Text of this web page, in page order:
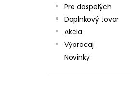
Pre dospelých
Doplnkový tovar
Akcia
Výpredaj
Novinky